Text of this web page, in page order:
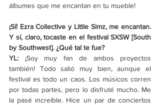
álbumes que me encantan en tu mueble!
¡Sí! Ezra Collective y Little Simz, me encantan.
Y sí, claro, tocaste en el festival SXSW [South
by Southwest]. ¿Qué tal te fue?
YL: ¡Soy muy fan de ambos proyectos
también! Todo salió muy bien, aunque el
festival es todo un caos. Los músicos corren
por todas partes, pero lo disfruté mucho. Me
la pasé increíble. Hice un par de conciertos